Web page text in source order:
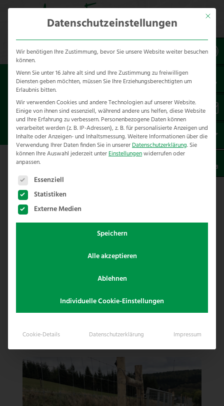
Sie sind hier:Besondere Bauteile
Material
Tornado Wire
T 180/14/15 TORNADO GEFLECHT
MIT TITAN KNOTEN
Mit
Datenschutzeinstellungen
Wir benötigen Ihre Zustimmung, bevor Sie unsere Website weiter besuchen
können.
Wenn Sie unter 16 Jahre alt sind und Ihre Zustimmung zu freiwilligen
Diensten geben möchten, müssen Sie Ihre Erziehungsberechtigten um
Erlaubnis bitten.
Wir verwenden Cookies und andere Technologien auf unserer Website.
Einige von ihnen sind essenziell, während andere uns helfen, diese Website
und Ihre Erfahrung zu verbessern. Personenbezogene Daten können
verarbeitet werden (z. B. IP-Adressen), z. B. für personalisierte Anzeigen und
Inhalte oder Anzeigen- und Inhaltsmessung.Weitere Informationen über die
Verwendung Ihrer Daten finden Sie in unsererDatenschutzerklärung. Sie
können Ihre Auswahl jederzeit unterEinstellungenwiderrufen oder
anpassen.
Es folgt eine Liste der Service-Gruppen, für die eine
Essenziell
Statistiken
Externe Medien
Speichern
Alle akzeptieren
Ablehnen
Individuelle Cookie-Einstellungen
Cookie-Details Datenschutzerklärung Impressum